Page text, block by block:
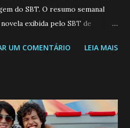
do SBT. O resumo semanal
exibida pelo SBT de
SBT de 08/06/26 a 14/06/26
demonstrou ser o tipo de
durante toda a vida. Camila
UM COMENTÁRIO LEIA MAIS